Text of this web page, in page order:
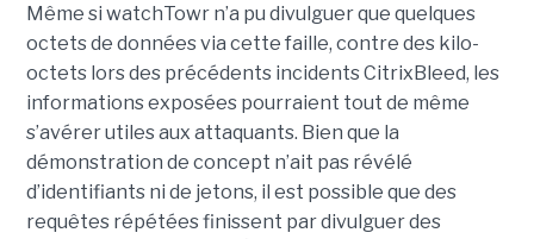
Même si watchTowr n’a pu divulguer que quelques
octets de données via cette faille, contre des kilo-
octets lors des précédents incidents CitrixBleed, les
informations exposées pourraient tout de même
s’avérer utiles aux attaquants. Bien que la
démonstration de concept n’ait pas révélé
d’identifiants ni de jetons, il est possible que des
requêtes répétées finissent par divulguer des